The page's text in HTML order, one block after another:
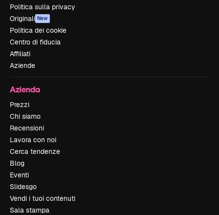
Politica sulla privacy
Originali New
Politica dei cookie
Centro di fiducia
Affiliati
Aziende
Azienda
Prezzi
Chi siamo
Recensioni
Lavora con noi
Cerca tendenze
Blog
Eventi
Slidesgo
Vendi i tuoi contenuti
Sala stampa